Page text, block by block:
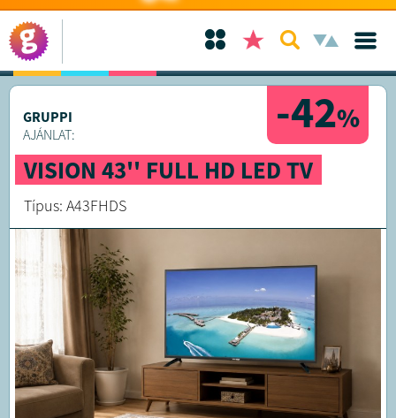
-42%
GRUPPI
AJÁNLAT:
VISION 43'' FULL HD LED TV
Típus: A43FHDS